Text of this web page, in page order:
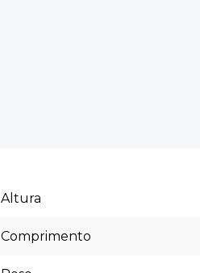
Altura
Comprimento